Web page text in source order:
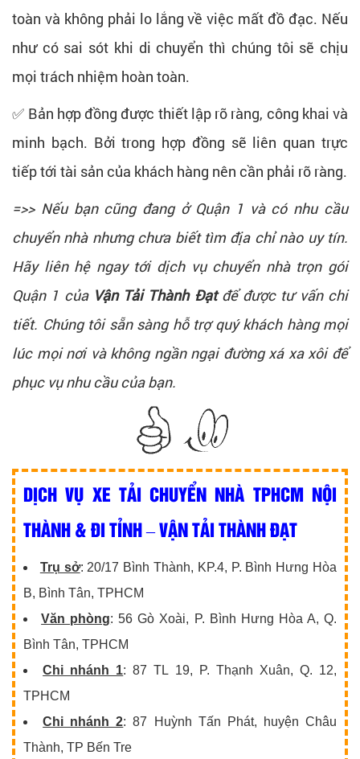
toàn và không phải lo lắng về việc mất đồ đạc. Nếu
như có sai sót khi di chuyển thì chúng tôi sẽ chịu
mọi trách nhiệm hoàn toàn.
✅ Bản hợp đồng được thiết lập rõ ràng, công khai và
minh bạch. Bởi trong hợp đồng sẽ liên quan trực
tiếp tới tài sản của khách hàng nên cần phải rõ ràng.
=>> Nếu bạn cũng đang ở Quận 1 và có nhu cầu
chuyển nhà nhưng chưa biết tìm địa chỉ nào uy tín.
Hãy liên hệ ngay tới dịch vụ chuyển nhà trọn gói
Quận 1 của Vận Tải Thành Đạtđể được tư vấn chi
tiết. Chúng tôi sẵn sàng hỗ trợ quý khách hàng mọi
lúc mọi nơi và không ngần ngại đường xá xa xôi để
phục vụ nhu cầu của bạn.
DỊCH VỤ XE TẢI CHUYỂN NHÀ TPHCM NỘI
THÀNH & ĐI TỈNH – VẬN TẢI THÀNH ĐẠT
Trụ sở: 20/17 Bình Thành, KP.4, P. Bình Hưng Hòa
B, Bình Tân, TPHCM
Văn phòng: 56 Gò Xoài, P. Bình Hưng Hòa A, Q.
Bình Tân, TPHCM
Chi nhánh 1: 87 TL 19, P. Thạnh Xuân, Q. 12,
TPHCM
Chi nhánh 2: 87 Huỳnh Tấn Phát, huyện Châu
Thành, TP Bến Tre